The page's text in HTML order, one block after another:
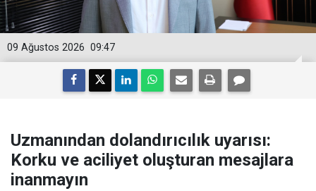
09:47
09 Ağustos 2026
Uzmanından dolandırıcılık uyarısı:
Korku ve aciliyet oluşturan mesajlara
inanmayın